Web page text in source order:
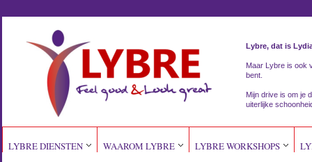
Lybre, dat is
Maar Lybre is ook
bent.
Mijn drive is om je
uiterlijke
LYBRE DIENSTEN WAAROM LYBRE LYBRE WORKSHOPS